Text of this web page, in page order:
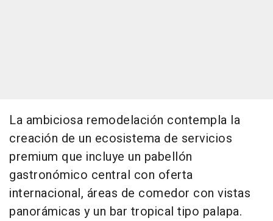
La ambiciosa remodelación contempla la
creación de un ecosistema de servicios
premium que incluye un pabellón
gastronómico central con oferta
internacional, áreas de comedor con vistas
panorámicas y un bar tropical tipo palapa.